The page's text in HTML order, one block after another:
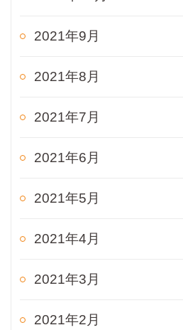
2021年9月
2021年8月
2021年7月
2021年6月
2021年5月
2021年4月
2021年3月
2021年2月